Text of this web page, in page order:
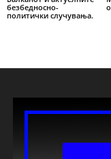
безбедносно-
политички случувања.